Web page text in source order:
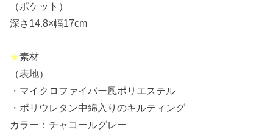
（ポケット）
深さ14.8×幅17cm
★素材
（表地）
・マイクロファイバー風ポリエステル
・ポリウレタン中綿入りのキルティング
カラー：チャコールグレー